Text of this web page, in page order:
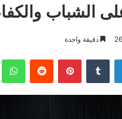
الشباب
دقيقة واحدة
لينكدإن بينتيريست